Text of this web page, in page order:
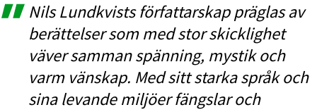
Nils Lundkvists författarskap präglas av
berättelser som med stor skicklighet
väver samman spänning, mystik och
varm vänskap. Med sitt starka språk och
sina levande miljöer fängslar och